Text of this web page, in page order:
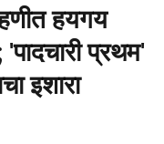
हयगय
प्रथम'
इशारा